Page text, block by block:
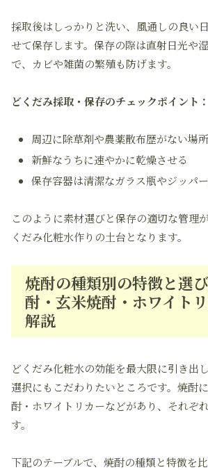
採取後はしっかりと洗い、風通しの良い
せて保存します。保存の際は直射日光や
で、カビや雑菌の繁殖も防げます。
どくだみ採取・保存のチェックポイント：
周辺に除草剤や農薬散布歴がない場
新鮮なうちに速やかに乾燥させる
保存容器は清潔なガラス瓶やジッパ
このように素材選びと保存の適切な管理
くだみ化粧水作りの土台となります。
焼酎の種類別の特徴と選
酎・玄米焼酎・ホワイト
解説
どくだみ化粧水の効能を最大限に引き出
選択にもこだわりたいところです。焼酎
酎・ホワイトリカーなどがあり、それぞ
す。
下記のテーブルで、焼酎の種類と特徴を比